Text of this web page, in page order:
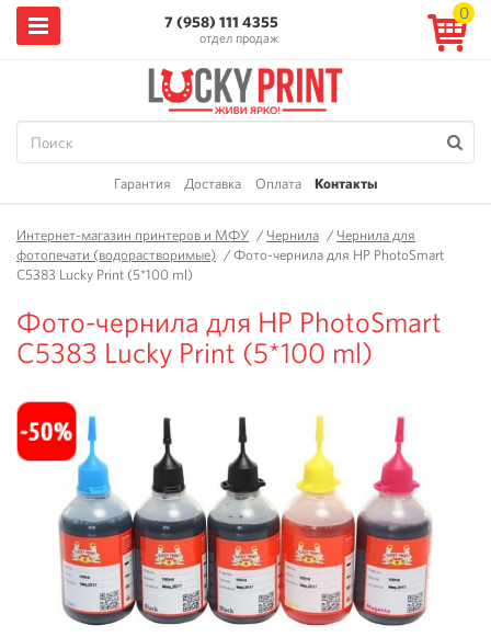
7 (958) 111 4355
отдел продаж
0
Гарантия Доставка Оплата Контакты
Интернет-магазин принтеров и МФУ /Чернила /Чернила для
фотопечати (водорастворимые) /Фото-чернила для HP PhotoSmart
C5383 Lucky Print (5*100 ml)
Фото-чернила для HP PhotoSmart
C5383 Lucky Print (5*100 ml)